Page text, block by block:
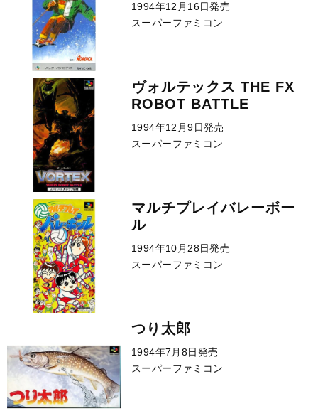
1994年12月16日発売
スーパーファミコン
ヴォルテックス THE FX
ROBOT BATTLE
1994年12月9日発売
スーパーファミコン
マルチプレイバレーボー
ル
1994年10月28日発売
スーパーファミコン
つり太郎
1994年7月8日発売
スーパーファミコン